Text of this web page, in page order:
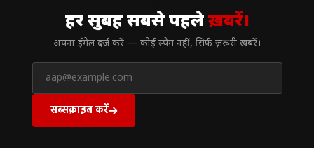
हर सुबह सबसे पहलेख़बरें।
अपना ईमेल दर्ज करें — कोई स्पैम नहीं, सिर्फ ज़रूरी खबरें।
सब्सक्राइब करें